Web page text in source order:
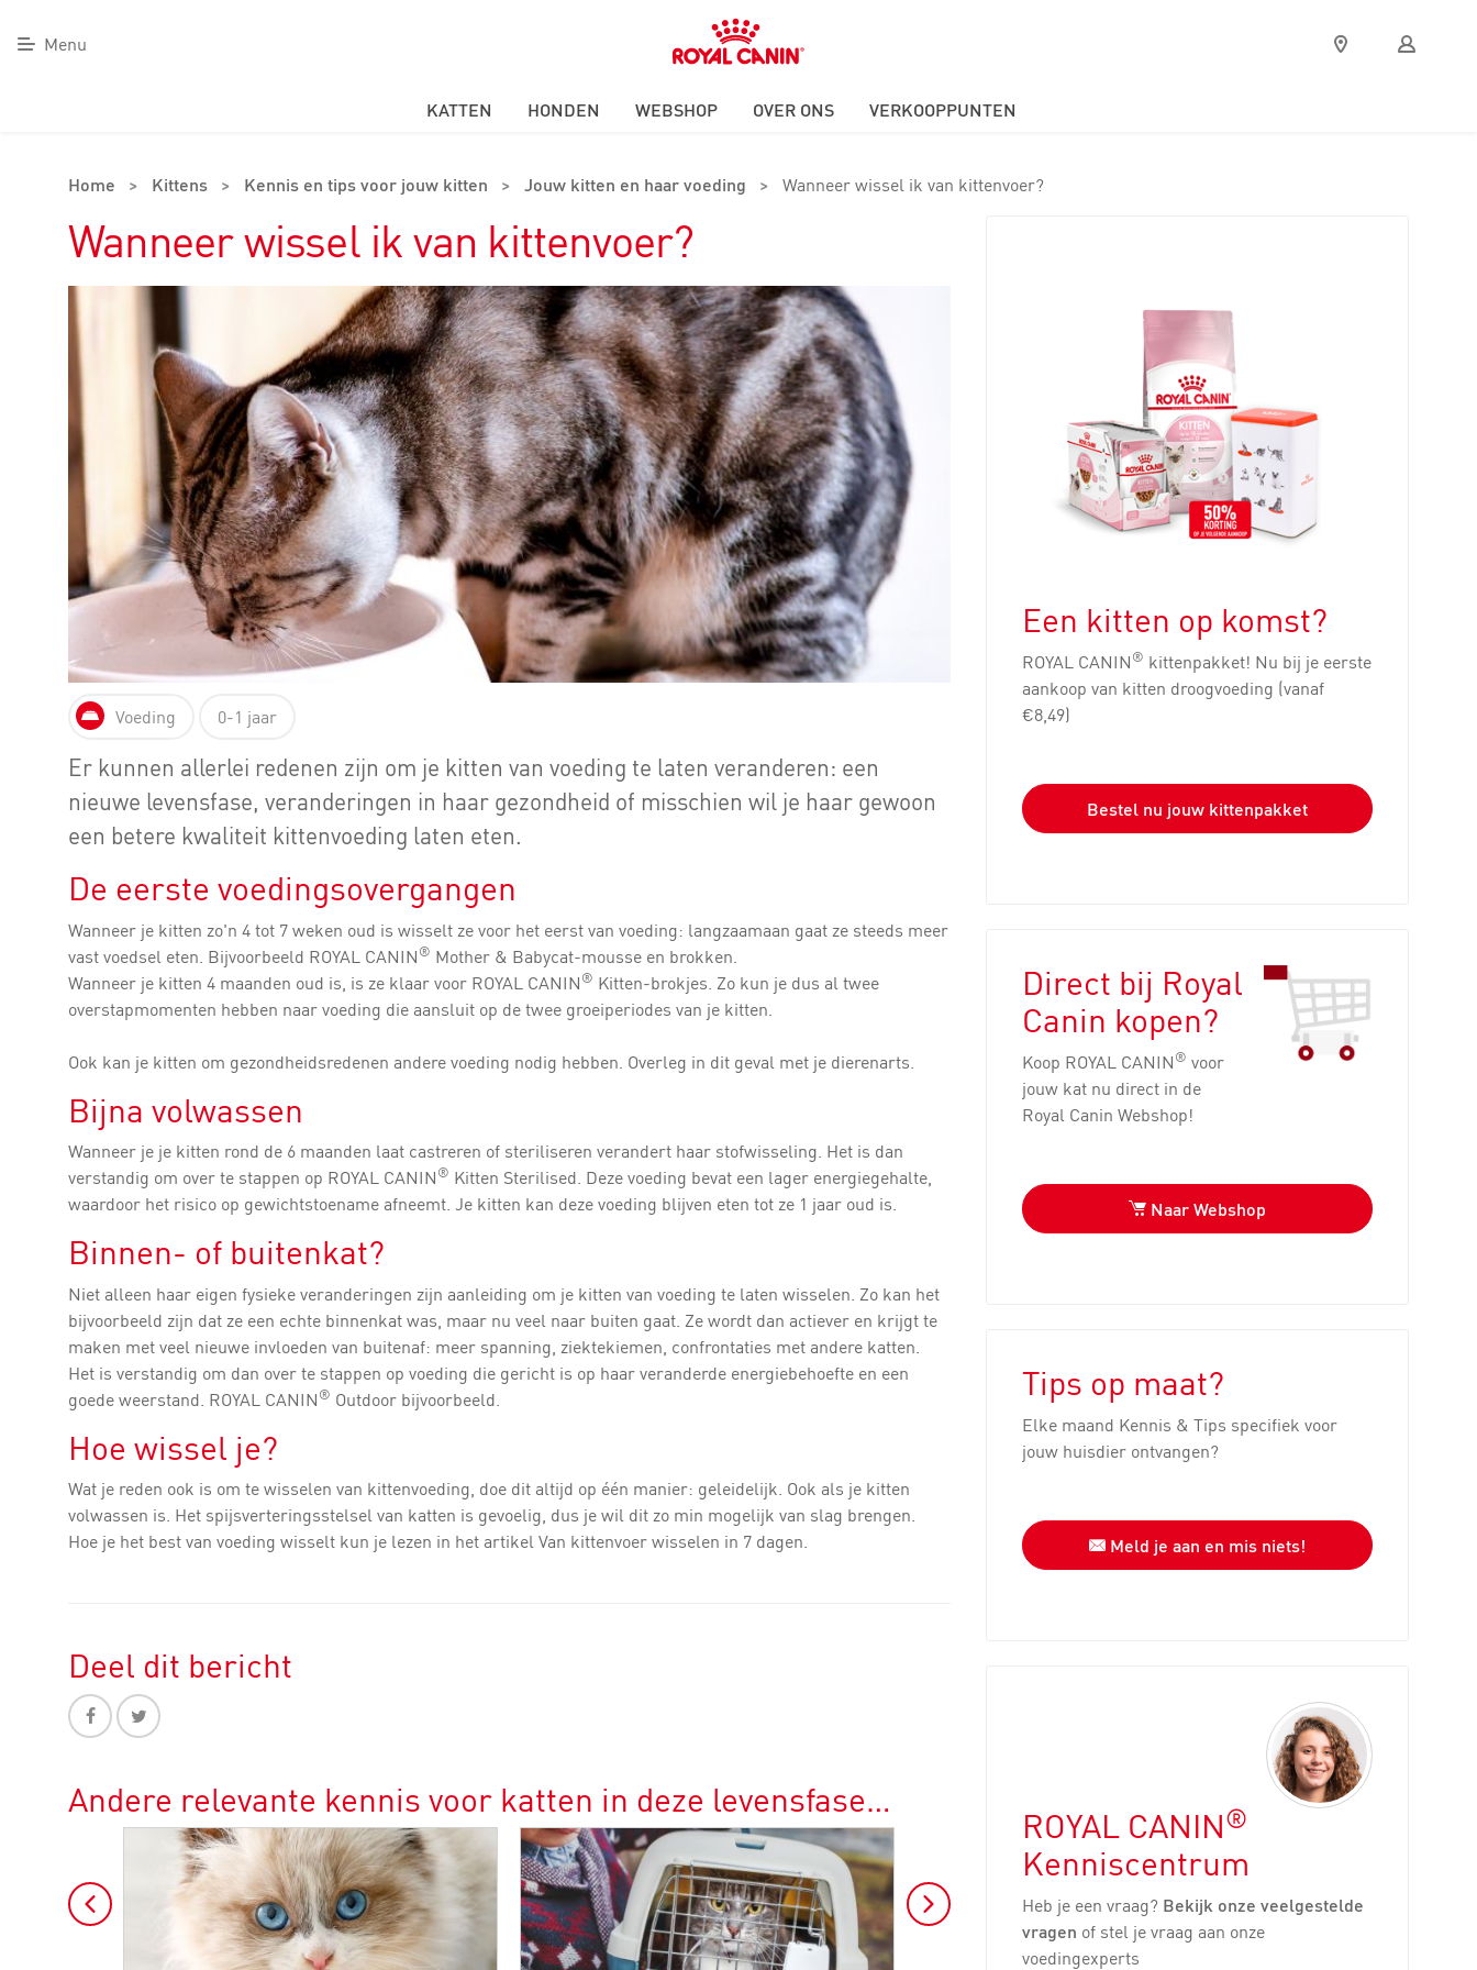
Menu
Royal
Canin
Verkooppunten
Mijn
Royal
KATTEN
HONDEN WEBSHOP OVER ONS VERKOOPPUNTEN
Home > Kittens > Kennis en tips voor jouw kitten > Jouw kitten en haar voeding > Wanneer wissel ik van kittenvoer?
Wanneer wissel ik van kittenvoer?
Voeding 0-1 jaar
Er kunnen allerlei redenen zijn om je kitten van voeding te laten veranderen: een
nieuwe levensfase, veranderingen in haar gezondheid of misschien wil je haar gewoon
een betere kwaliteit kittenvoeding laten eten.
De eerste voedingsovergangen
Wanneer je kitten zo'n 4 tot 7 weken oud is wisselt ze voor het eerst van voeding: langzaamaan gaat ze steeds meer
vast voedsel eten. Bijvoorbeeld ROYAL CANIN® Mother & Babycat-mousse en brokken.
Wanneer je kitten 4 maanden oud is, is ze klaar voor ROYAL CANIN® Kitten-brokjes. Zo kun je dus al twee
overstapmomenten hebben naar voeding die aansluit op de twee groeiperiodes van je kitten.
Ook kan je kitten om gezondheidsredenen andere voeding nodig hebben. Overleg in dit geval met je dierenarts.
Bijna volwassen
Wanneer je je kitten rond de 6 maanden laat castreren of steriliseren verandert haar stofwisseling. Het is dan
verstandig om over te stappen op ROYAL CANIN® Kitten Sterilised. Deze voeding bevat een lager energiegehalte,
waardoor het risico op gewichtstoename afneemt. Je kitten kan deze voeding blijven eten tot ze 1 jaar oud is.
Binnen- of buitenkat?
Niet alleen haar eigen fysieke veranderingen zijn aanleiding om je kitten van voeding te laten wisselen. Zo kan het
bijvoorbeeld zijn dat ze een echte binnenkat was, maar nu veel naar buiten gaat. Ze wordt dan actiever en krijgt te
maken met veel nieuwe invloeden van buitenaf: meer spanning, ziektekiemen, confrontaties met andere katten.
Het is verstandig om dan over te stappen op voeding die gericht is op haar veranderde energiebehoefte en een
goede weerstand. ROYAL CANIN® Outdoor bijvoorbeeld.
Hoe wissel je?
Wat je reden ook is om te wisselen van kittenvoeding, doe dit altijd op één manier: geleidelijk. Ook als je kitten
volwassen is. Het spijsverteringsstelsel van katten is gevoelig, dus je wil dit zo min mogelijk van slag brengen.
Hoe je het best van voeding wisselt kun je lezen in het artikel Van kittenvoer wisselen in 7 dagen.
Deel dit bericht
Andere relevante kennis voor katten in deze levensfase…
Een kitten op komst?
ROYAL CANIN® kittenpakket! Nu bij je eerste
aankoop van kitten droogvoeding (vanaf
€8,49)
Bestel nu jouw kittenpakket
Direct bij Royal
Canin kopen?
Koop ROYAL CANIN® voor
jouw kat nu direct in de
Royal Canin Webshop!
Naar Webshop
Tips op maat?
Elke maand Kennis & Tips specifiek voor
jouw huisdier ontvangen?
Meld je aan en mis niets!
ROYAL CANIN®
Kenniscentrum
Heb je een vraag? Bekijk onze veelgestelde
vragen of stel je vraag aan onze
voedingexperts